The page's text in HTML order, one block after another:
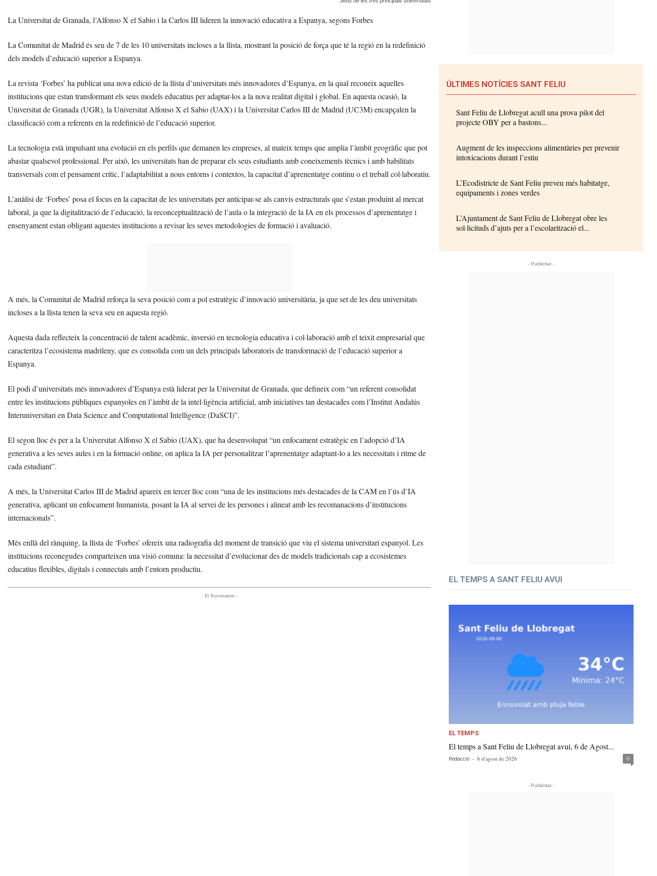
La Universitat de Granada, l’Alfonso X el Sabio i la Carlos III lideren la innovació educativa a Espanya, segons Forbes
La Comunitat de Madrid és seu de 7 de les 10 universitats incloses a la llista, mostrant la posició de força que té la regió en la redefinició
dels models d’educació superior a Espanya.
La revista ‘Forbes’ ha publicat una nova edició de la llista d’universitats més innovadores d’Espanya, en la qual reconeix aquelles
institucions que estan transformant els seus models educatius per adaptar-los a la nova realitat digital i global. En aquesta ocasió, la
Universitat de Granada (UGR), la Universitat Alfonso X el Sabio (UAX) i la Universitat Carlos III de Madrid (UC3M) encapçalen la
classificació com a referents en la redefinició de l’educació superior.
La tecnologia està impulsant una evolució en els perfils que demanen les empreses, al mateix temps que amplia l’àmbit geogràfic que pot
abastar qualsevol professional. Per això, les universitats han de preparar els seus estudiants amb coneixements tècnics i amb habilitats
transversals com el pensament crític, l’adaptabilitat a nous entorns i contextos, la capacitat d’aprenentatge continu o el treball col·laboratiu.
L’anàlisi de ‘Forbes’ posa el focus en la capacitat de les universitats per anticipar-se als canvis estructurals que s’estan produint al mercat
laboral, ja que la digitalització de l’educació, la reconceptualització de l’aula o la integració de la IA en els processos d’aprenentatge i
ensenyament estan obligant aquestes institucions a revisar les seves metodologies de formació i avaluació.
A més, la Comunitat de Madrid reforça la seva posició com a pol estratègic d’innovació universitària, ja que set de les deu universitats
incloses a la llista tenen la seva seu en aquesta regió.
Aquesta dada reflecteix la concentració de talent acadèmic, inversió en tecnologia educativa i col·laboració amb el teixit empresarial que
caracteritza l’ecosistema madrileny, que es consolida com un dels principals laboratoris de transformació de l’educació superior a
Espanya.
El podi d’universitats més innovadores d’Espanya està liderat per la Universitat de Granada, que defineix com “un referent consolidat
entre les institucions públiques espanyoles en l’àmbit de la intel·ligència artificial, amb iniciatives tan destacades com l’Institut Andalús
Interuniversitari en Data Science and Computational Intelligence (DaSCI)”.
El segon lloc és per a la Universitat Alfonso X el Sabio (UAX), que ha desenvolupat “un enfocament estratègic en l’adopció d’IA
generativa a les seves aules i en la formació online, on aplica la IA per personalitzar l’aprenentatge adaptant-lo a les necessitats i ritme de
cada estudiant”.
A més, la Universitat Carlos III de Madrid apareix en tercer lloc com “una de les institucions més destacades de la CAM en l’ús d’IA
generativa, aplicant un enfocament humanista, posant la IA al servei de les persones i alineat amb les recomanacions d’institucions
internacionals”.
Més enllà del rànquing, la llista de ‘Forbes’ ofereix una radiografia del moment de transició que viu el sistema universitari espanyol. Les
institucions reconegudes comparteixen una visió comuna: la necessitat d’evolucionar des de models tradicionals cap a ecosistemes
educatius flexibles, digitals i connectats amb l’entorn productiu.
- Et Recomanem -
ÚLTIMES NOTÍCIES SANT FELIU
Sant Feliu de Llobregat acull una prova pilot del
projecte OBY per a bastons...
Augment de les inspeccions alimentàries per prevenir
intoxicacions durant l’estiu
L’Ecodistricte de Sant Feliu preveu més habitatge,
equipaments i zones verdes
L’Ajuntament de Sant Feliu de Llobregat obre les
sol·licituds d’ajuts per a l’escolarització el...
- Publicitat -
EL TEMPS A SANT FELIU AVUI
EL TEMPS
El temps a Sant Feliu de Llobregat avui, 6 de Agost...
Redacció - 6 d'agost de 2026 0
- Publicitat -